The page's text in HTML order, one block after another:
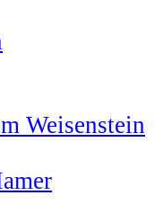
Weisenstein